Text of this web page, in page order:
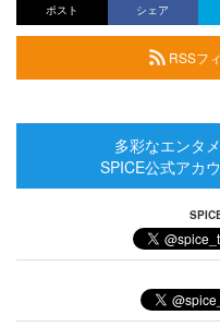
ポスト シェア
RSSフ
多彩なエンタ
SPICE公式アカ